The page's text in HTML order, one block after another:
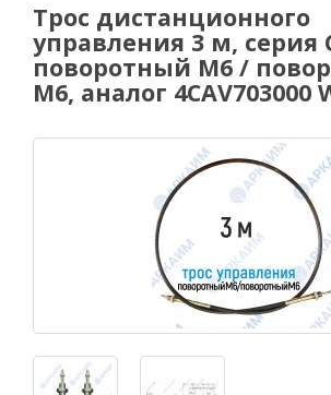
Трос дистанционного
управления 3 м, серия
поворотный М6 /
М6, аналог 4CAV703000